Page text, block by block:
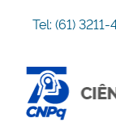
Tel: (61)